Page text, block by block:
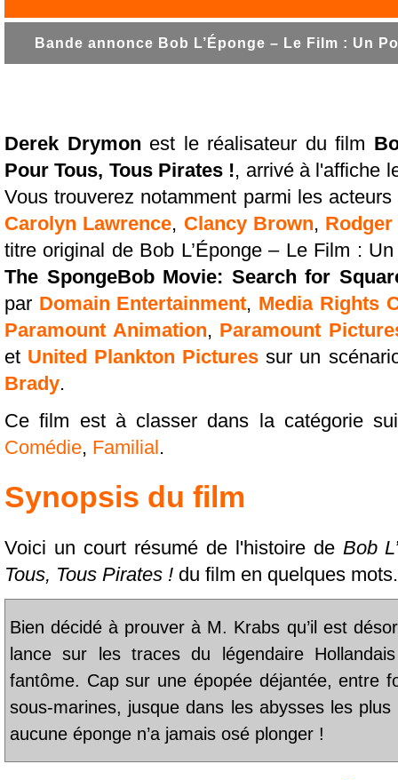
Bande annonce Bob L’Éponge – Le Film : Un
Derek Drymon est le réalisateur du film
Pour Tous, Tous Pirates !, arrivé à l'affiche
Vous trouverez notamment parmi les
Carolyn Lawrence, Clancy Brown,
titre original de Bob L’Éponge – Le Film :
The SpongeBob Movie: Search for
par Domain Entertainment, Media Rights
Paramount Animation, Paramount
et United Plankton Pictures sur un
Brady.
Ce film est à classer dans la catégorie
Comédie, Familial .
Synopsis du film
Voici un court résumé de l'histoire de Bob
Tous, Tous Pirates ! du film en quelques mots.
Bien décidé à prouver à M. Krabs qu’il est
lance sur les traces du légendaire
fantôme. Cap sur une épopée déjantée, entre
sous-marines, jusque dans les abysses les
aucune éponge n’a jamais osé plonger !